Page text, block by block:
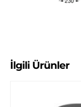
İlgili Ürünler